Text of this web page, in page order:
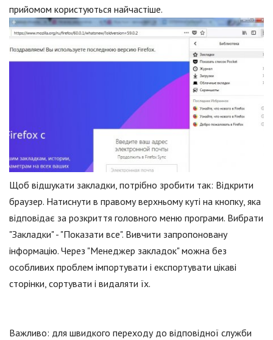
прийомом користуються найчастіше.
Щоб відшукати закладки, потрібно зробити так: Відкрити
браузер. Натиснути в правому верхньому куті на кнопку, яка
відповідає за розкриття головного меню програми. Вибрати
"Закладки" - "Показати все". Вивчити запропоновану
інформацію. Через "Менеджер закладок" можна без
особливих проблем імпортувати і експортувати цікаві
сторінки, сортувати і видаляти їх.
Важливо: для швидкого переходу до відповідної служби